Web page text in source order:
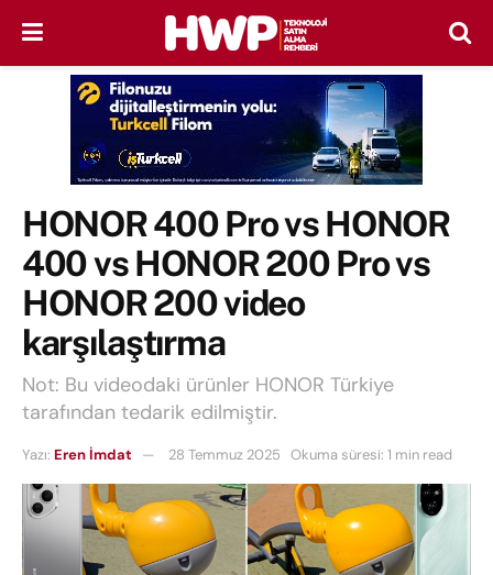
HONOR 400 Pro vs HONOR
400 vs HONOR 200 Pro vs
HONOR 200 video
karşılaştırma
Not: Bu videodaki ürünler HONOR Türkiye
tarafından tedarik edilmiştir.
Yazı: Eren İmdat 28 Temmuz 2025 Okuma süresi: 1 min read